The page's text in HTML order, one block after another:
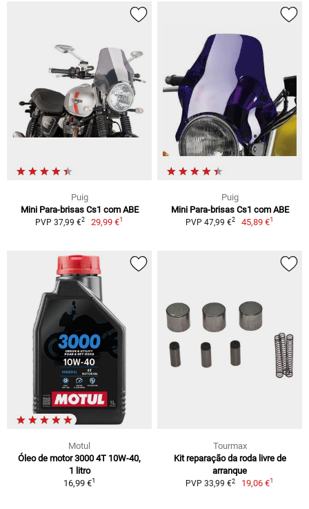
Puig
Mini Para-brisas Cs1 com ABE
PVP 37,99 €2 29,99 €1
Puig
Mini Para-brisas Cs1 com ABE
PVP 47,99 €2 45,89 €1
Motul
Óleo de motor 3000 4T 10W-40,
1 litro
16,99 €1
Tourmax
Kit reparação da roda livre de
arranque
PVP 33,99 €2 19,06 €1